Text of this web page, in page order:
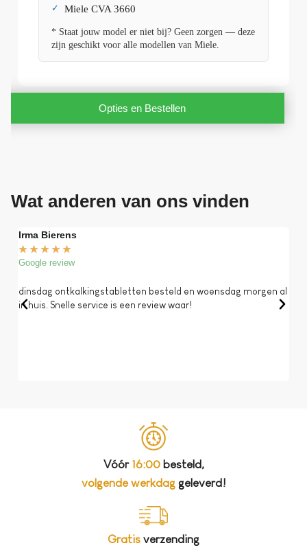
Miele CVA 3660
* Staat jouw model er niet bij? Geen zorgen — deze
zijn geschikt voor alle modellen van Miele.
Opties en Bestellen
Wat anderen van ons vinden
Irma Bierens
★ ★ ★ ★ ★
Google review
dinsdag ontkalkingstabletten besteld en woensdag morgen al
in huis. Snelle service is een review waar!
Vóór 16:00besteld,
volgende werkdaggeleverd!
Gratis verzending